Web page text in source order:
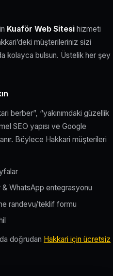
Kuaför Web Sitesi hizmeti
müşterileriniz sizi
kolayca bulsun. Üstelik her şey
berber”, “yakınımdaki güzellik
SEO yapısı ve Google
Böylece Hakkari müşterileri
& WhatsApp entegrasyonu
randevu/teklif formu
doğrudan Hakkari için ücretsiz